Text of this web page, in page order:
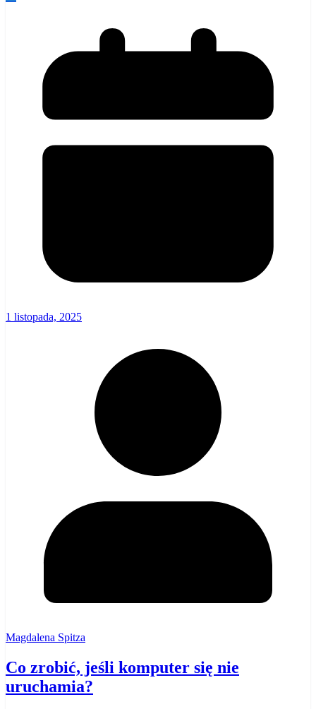
1 listopada, 2025
Magdalena Spitza
Co zrobić, jeśli komputer się nie
uruchamia?